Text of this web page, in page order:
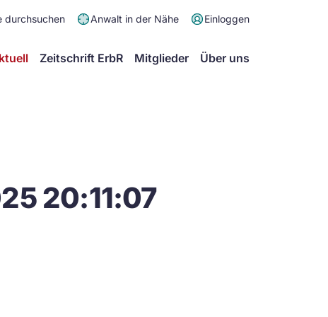
durchsuchen Anwalt in der Nähe Einloggen
Zeitschrift ErbR Mitglieder Über uns
20:11:07